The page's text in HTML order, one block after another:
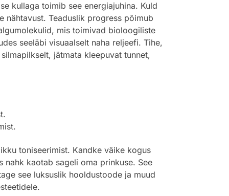
kullaga toimib see energiajuhina. Kuld
nähtavust. Teaduslik progress põimub
mis toimivad bioloogiliste
seeläbi visuaalselt naha reljeefi. Tihe,
jätmata kleepuvat tunnet,
toniseerimist. Kandke väike kogus
nahk kaotab sageli oma prinkuse. See
see luksuslik hooldustoode ja muud